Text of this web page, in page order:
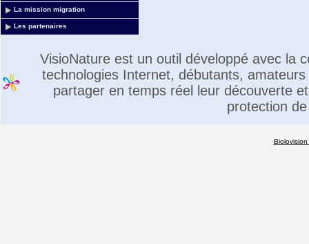
La mission migration
Les partenaires
VisioNature est un outil développé avec la
technologies Internet, débutants,
partager en temps réel leur découverte
protection
Biolovision